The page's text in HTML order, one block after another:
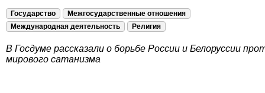
Государство
Межгосударственные отношения
Международная деятельность
Религия
В Госдуме рассказали о борьбе России и Белоруссии
мирового сатанизма